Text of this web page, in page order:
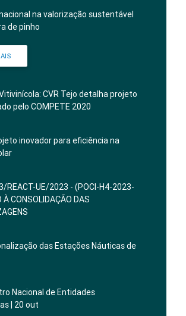
na valorização sustentável
de pinho
CVR Tejo detalha projeto
pelo COMPETE 2020
inovador para eficiência na
REACT-UE/2023 - (POCI-H4-2023-
À CONSOLIDAÇÃO DAS
das Estações Náuticas de
Nacional de Entidades
| 20 out